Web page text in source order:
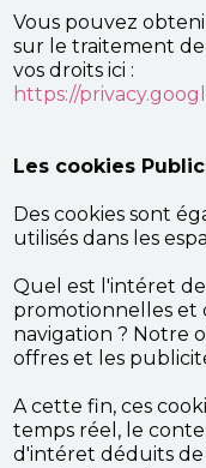
Vous pouvez
sur le traitement
vos droits ici :
https://
Les cookies
Des cookies sont
utilisés dans les
Quel est l'intéret
promotionnelles et
navigation ? Notre
offres et les
A cette fin, ces
temps réel, le
d'intéret déduits